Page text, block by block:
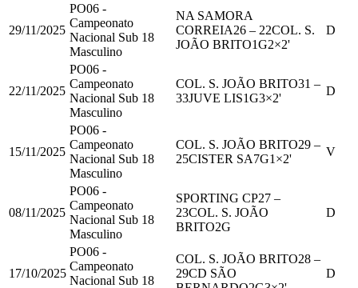
29/11/2025
PO06 -
Campeonato
Nacional Sub 18
Masculino
NA SAMORA
CORREIA26 – 22COL. S.
JOÃO BRITO1G2×2'
D
22/11/2025
PO06 -
Campeonato
Nacional Sub 18
Masculino
COL. S. JOÃO BRITO31 –
33JUVE LIS1G3×2'
D
15/11/2025
PO06 -
Campeonato
Nacional Sub 18
Masculino
COL. S. JOÃO BRITO29 –
25CISTER SA7G1 ×2'
V
08/11/2025
PO06 -
Campeonato
Nacional Sub 18
Masculino
SPORTING CP27 –
23COL. S. JOÃO
BRITO2G
D
17/10/2025
PO06 -
Campeonato
Nacional Sub 18
COL. S. JOÃO BRITO28 –
29CD SÃO
D